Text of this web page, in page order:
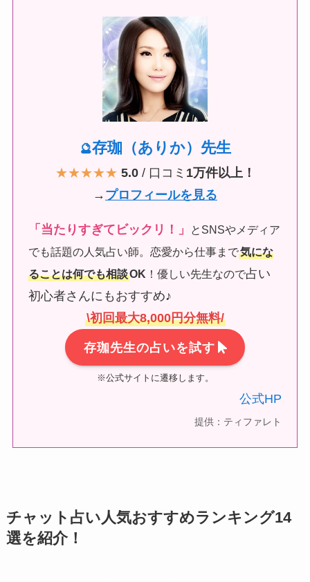
🔮存珈（ありか）先生
★★★★★ 5.0/ 口コミ 1万件以上！
→ プロフィールを見る
「当たりすぎてビックリ！」
とSNSやメディア
でも話題の人気占い師。恋愛から仕事まで気にな
ることは何でも相談OK ！優しい先生なので占い
初心者さんにもおすすめ♪
\初回最大8,000円分無料/
存珈先生の占いを試す
※公式サイトに遷移します。
公式HP
提供：ティファレト
チャット占い人気おすすめランキング14
選を紹介！